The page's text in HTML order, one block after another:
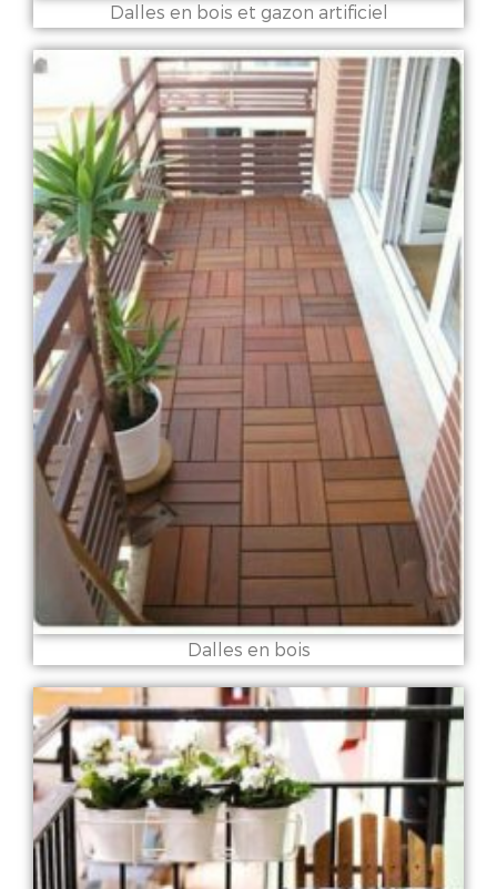
Dalles en bois et gazon artificiel
Dalles en bois